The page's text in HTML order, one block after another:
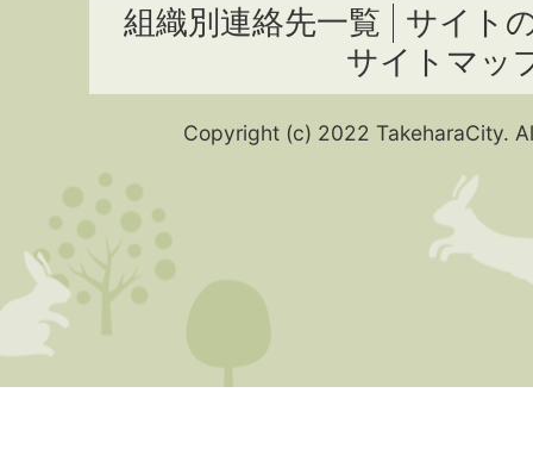
組織別連絡先一覧
サイト
サイトマッ
Copyright (c) 2022 TakeharaCity.